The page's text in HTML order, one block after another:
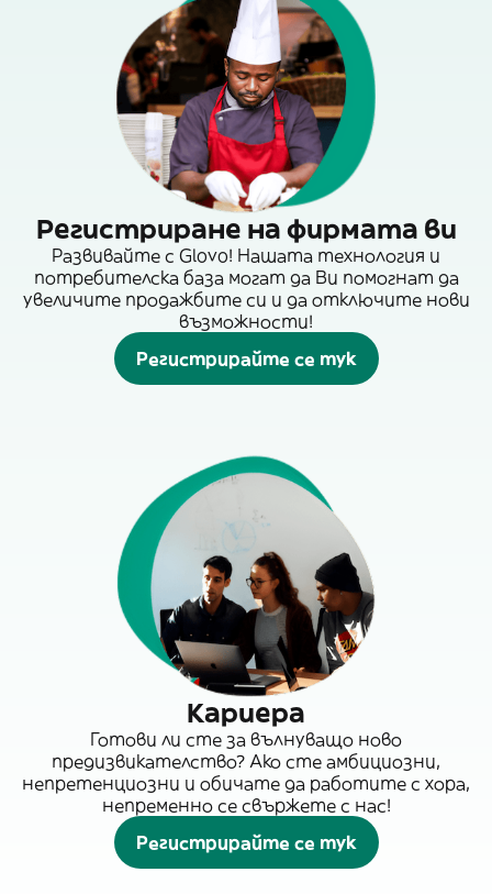
Регистриране на фирмата ви
Развивайте с Glovo! Нашата технология и
потребителска база могат да Ви помогнат да
увеличите продажбите си и да отключите нови
възможности!
Регистрирайте се тук
Кариера
Готови ли сте за вълнуващо ново
предизвикателство? Ако сте амбициозни,
непретенциозни и обичате да работите с хора,
непременно се свържете с нас!
Регистрирайте се тук